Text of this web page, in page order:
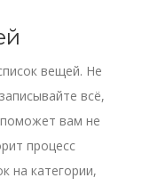
вещей. Не
всё,
поможет вам не
процесс
на категории,